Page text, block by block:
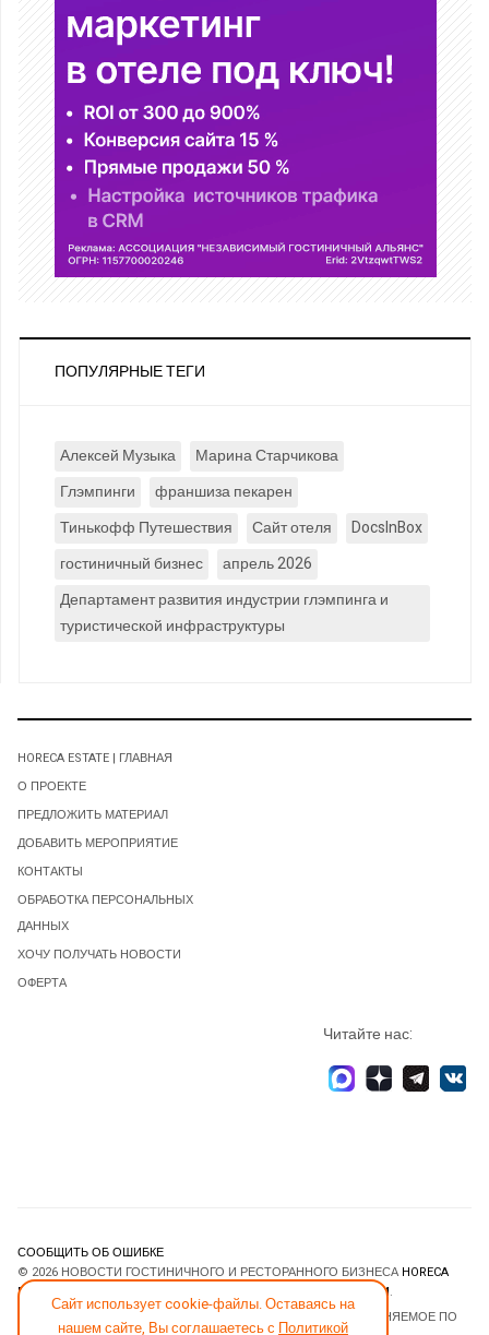
ПОПУЛЯРНЫЕ ТЕГИ
Алексей Музыка
Марина Старчикова
Глэмпинги
франшиза пекарен
Тинькофф Путешествия
Сайт отеля
DocsInBox
гостиничный бизнес
апрель 2026
Департамент развития индустрии глэмпинга и
туристической инфраструктуры
Сайт использует cookie-файлы. Оставаясь на
нашем сайте, Вы соглашаетесь с Политикой
HORECA ESTATE | ГЛАВНАЯ
О ПРОЕКТЕ
ПРЕДЛОЖИТЬ МАТЕРИАЛ
ДОБАВИТЬ МЕРОПРИЯТИЕ
КОНТАКТЫ
ОБРАБОТКА ПЕРСОНАЛЬНЫХ
ДАННЫХ
ХОЧУ ПОЛУЧАТЬ НОВОСТИ
ОФЕРТА
Читайте нас:
СООБЩИТЬ ОБ ОШИБКЕ
© 2026 НОВОСТИ ГОСТИНИЧНОГО И РЕСТОРАННОГО БИЗНЕСА HORECA
ESTATE
JOOMLART.COM.
- ПРОГРАММНОЕ ОБЕСПЕЧЕНИЕ, РАСПРОСТРАНЯЕМОЕ ПО